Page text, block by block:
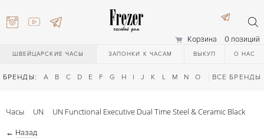
Корзина 0 позиций
ШВЕЙЦАРСКИЕ ЧАСЫ ЗАПОНКИ К ЧАСАМ ВЫКУП О НАС
БРЕНДЫ: A B C D E F G H I J K L M N O Q R S T
ВСЕ БРЕНДЫ
Часы UN UN Functional Executive Dual Time Steel & Ceramic Black
← Назад